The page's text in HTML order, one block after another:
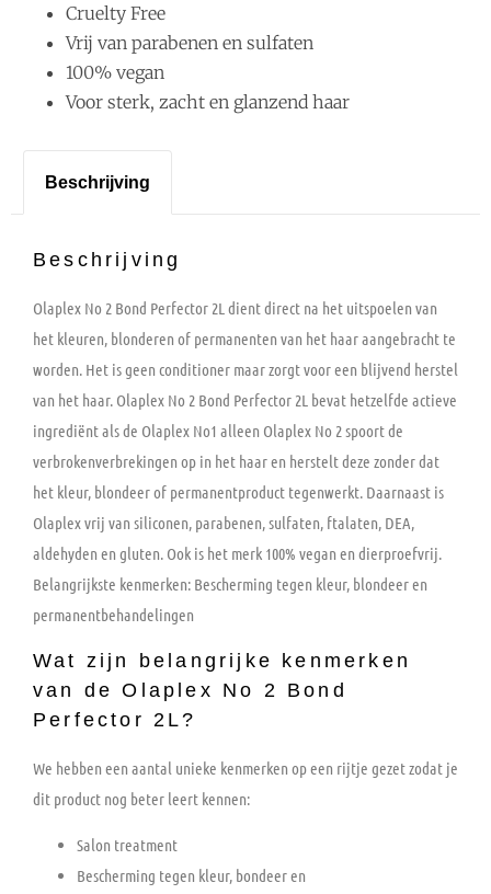
Cruelty Free
Vrij van parabenen en sulfaten
100% vegan
Voor sterk, zacht en glanzend haar
Beschrijving
Beschrijving
Olaplex No 2 Bond Perfector 2L dient direct na het uitspoelen van
het kleuren, blonderen of permanenten van het haar aangebracht te
worden. Het is geen conditioner maar zorgt voor een blijvend herstel
van het haar. Olaplex No 2 Bond Perfector 2L bevat hetzelfde actieve
ingrediënt als de Olaplex No1 alleen Olaplex No 2 spoort de
verbrokenverbrekingen op in het haar en herstelt deze zonder dat
het kleur, blondeer of permanentproduct tegenwerkt. Daarnaast is
Olaplex vrij van siliconen, parabenen, sulfaten, ftalaten, DEA,
aldehyden en gluten. Ook is het merk 100% vegan en dierproefvrij.
Belangrijkste kenmerken: Bescherming tegen kleur, blondeer en
permanentbehandelingen
Wat zijn belangrijke kenmerken
van de Olaplex No 2 Bond
Perfector 2L?
We hebben een aantal unieke kenmerken op een rijtje gezet zodat je
dit product nog beter leert kennen:
Salon treatment
Bescherming tegen kleur, bondeer en